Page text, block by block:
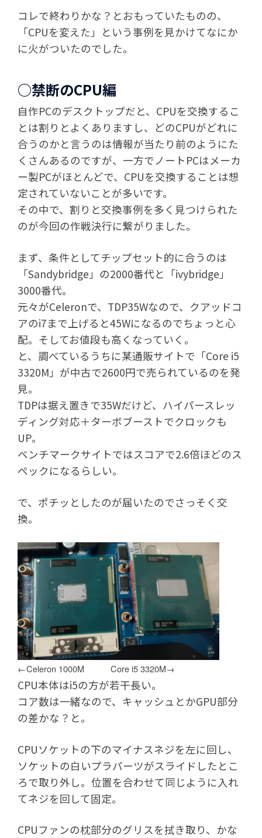
コレで終わりかな？とおもっていたものの、
「CPUを変えた」という事例を見かけてなにか
に火がついたのでした。
○禁断のCPU編
自作PCのデスクトップだと、CPUを交換するこ
とは割りとよくありますし、どのCPUがどれに
合うのかと言うのは情報が当たり前のようにた
くさんあるのですが、一方でノートPCはメーカ
ー製PCがほとんどで、CPUを交換することは想
定されていないことが多いです。
その中で、割りと交換事例を多く見つけられた
のが今回の作戦決行に繋がりました。
まず、条件としてチップセット的に合うのは
「Sandybridge」の2000番代と「ivybridge」
3000番代。
元々がCeleronで、TDP35Wなので、クアッドコ
アのi7まで上げると45Wになるのでちょっと心
配。そしてお値段も高くなっていく。
と、調べているうちに某通販サイトで「Core i5
3320M」が中古で2600円で売られているのを発
見。
TDPは据え置きで35Wだけど、ハイパースレッ
ディング対応＋ターボブーストでクロックも
UP。
ベンチマークサイトではスコアで2.6倍ほどのス
ペックになるらしい。
で、ポチッとしたのが届いたのでさっそく交
換。
←Celeron 1000M Core i5 3320M→
CPU本体はi5の方が若干長い。
コア数は一緒なので、キャッシュとかGPU部分
の差かな？と。
CPUソケットの下のマイナスネジを左に回し、
ソケットの白いプラパーツがスライドしたとこ
ろで取り外し。位置を合わせて同じように入れ
てネジを回して固定。
CPUファンの枕部分のグリスを拭き取り、かな